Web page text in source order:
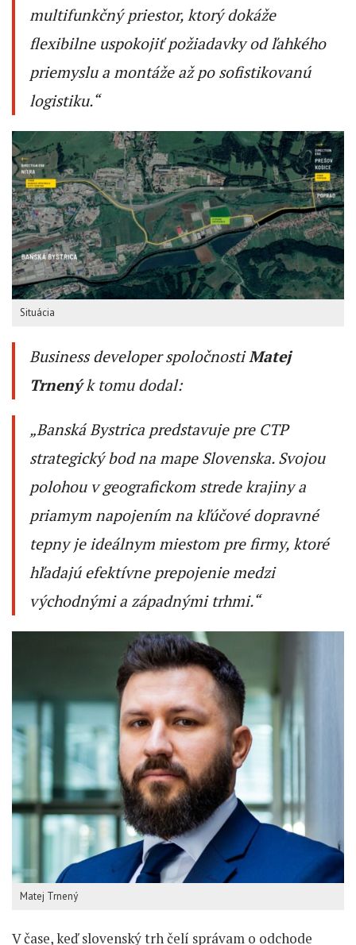
multifunkčný priestor, ktorý dokáže
flexibilne uspokojiť požiadavky od ľahkého
priemyslu a montáže až po sofistikovanú
logistiku.“
Situácia
Business developer spoločnostiMatej
Trnenýk tomu dodal:
„Banská Bystrica predstavuje pre CTP
strategický bod na mape Slovenska. Svojou
polohou v geografickom strede krajiny a
priamym napojením na kľúčové dopravné
tepny je ideálnym miestom pre firmy, ktoré
hľadajú efektívne prepojenie medzi
východnými a západnými trhmi.“
Matej Trnený
V čase, keď slovenský trh čelí správam o odchode